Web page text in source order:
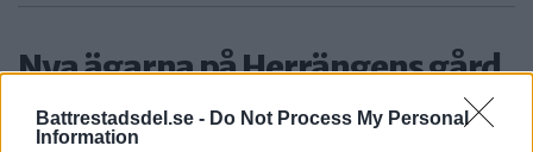
Battrestadsdel.se - Do Not Process My Personal
Information
Nya ägarna på Herrängens gård
har stora planer
ÄLVSJÖ